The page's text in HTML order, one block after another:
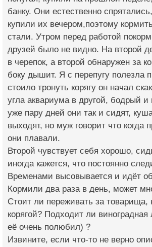
банку. Они естественно
купили их вечером,поэтому
стали. Утром перед работой
друзей было не видно. На второй
в черепок, а второй обнаружен за
боку дышит. Я с перепугу полезла
стоило тронуть корягу он начал
угла аквариума в другой, бодрый
уже пару дней они так и сидят,
выходят, но муж говорит что когда
они плавали.
Второй чувствует себя хорошо,
иногда кажется, что постоянно
Временами высовывается и идёт
Кормили два раза в день, может
Стоит ли переживать за товарища,
корягой? Подходит ли виноградная
её очень полюбил) ?
Извините, если что-то не верно